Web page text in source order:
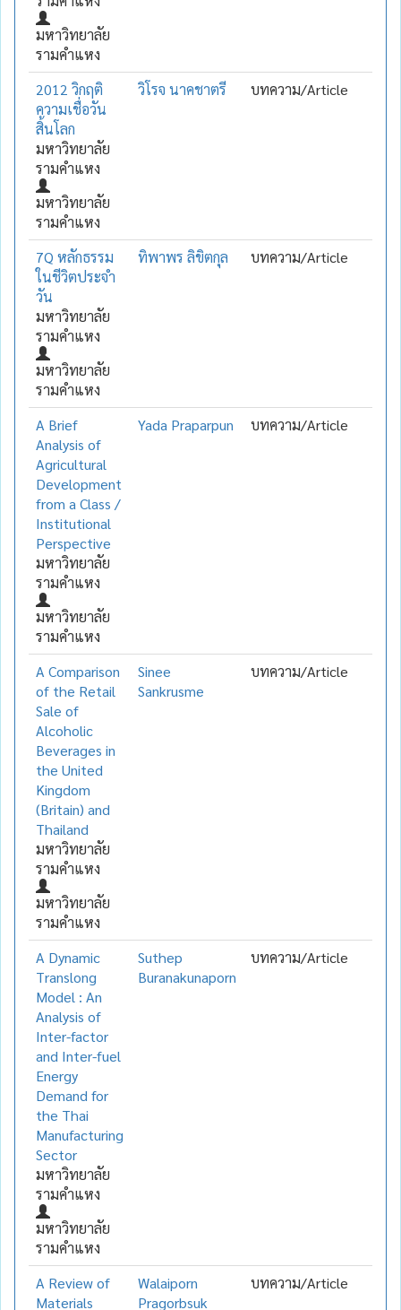
มหาวิทยาลัย
รามคำแหง
2012 วิกฤติ
ความเชื่อวัน
สิ้นโลก
มหาวิทยาลัย
รามคำแหง
มหาวิทยาลัย
รามคำแหง
วิโรจ นาคชาตรี บทความ/Article
7Q หลักธรรม
ในชีวิตประจำ
วัน
มหาวิทยาลัย
รามคำแหง
มหาวิทยาลัย
รามคำแหง
ทิพาพร ลิขิตกุล บทความ/Article
A Brief
Analysis of
Agricultural
Development
from a Class /
Institutional
Perspective
มหาวิทยาลัย
รามคำแหง
มหาวิทยาลัย
รามคำแหง
Yada Praparpun บทความ/Article
A Comparison
of the Retail
Sale of
Alcoholic
Beverages in
the United
Kingdom
(Britain) and
Thailand
มหาวิทยาลัย
รามคำแหง
มหาวิทยาลัย
รามคำแหง
Sinee
Sankrusme
บทความ/Article
A Dynamic
Translong
Model : An
Analysis of
Inter-factor
and Inter-fuel
Energy
Demand for
the Thai
Manufacturing
Sector
มหาวิทยาลัย
รามคำแหง
มหาวิทยาลัย
รามคำแหง
Suthep
Buranakunaporn
บทความ/Article
A Review of
Materials
Walaiporn
Pragorbsuk
บทความ/Article